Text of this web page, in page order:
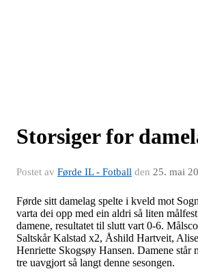
Storsiger for
Postet av Førde IL - Fotball den 25. mai
Førde sitt damelag spelte i kveld mot
varta dei opp med ein aldri så liten
damene, resultatet til slutt vart 0-6.
Saltskår Kalstad x2, Åshild Hartveit,
Henriette Skogsøy Hansen. Damene står
tre uavgjort så langt denne sesongen.